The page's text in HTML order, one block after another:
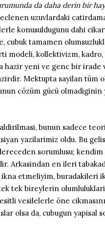
da daha derin bir
uzuvlardaki
konusuldugunu dahi
cubuk tamamen
modeli, kollektivizm,
yeni ve genc bir irade
Mektupta sayilan tüm
cözüm gücü olmadiginin
bunun sadece
yazilarimiz oldu. Bu
sorumlusu;
Arkasindan en ileri
etmeliyim, buradakileri
tek bireylerin
vesilelerle öne
olsa da, cubugun yapisal